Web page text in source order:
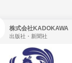
株式会社KADOKAWA
出版社・新聞社